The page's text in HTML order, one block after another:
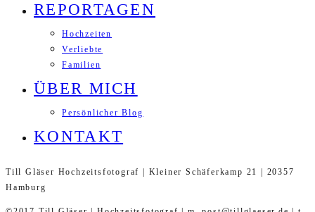
REPORTAGEN
Hochzeiten
Verliebte
Familien
ÜBER MICH
Persönlicher Blog
KONTAKT
Till Gläser Hochzeitsfotograf | Kleiner Schäferkamp 21 | 20357
Hamburg